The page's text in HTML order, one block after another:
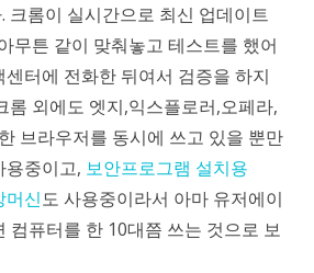
크롬이 실시간으로 최신 업데이트
무튼 같이 맞춰놓고 테스트를 했어
터에 전화한 뒤여서 검증을 하지
롬 외에도 엣지,익스플로러,오페라,
브라우저를 동시에 쓰고 있을 뿐만
용중이고, 보안프로그램 설치용
신도 사용중이라서 아마 유저에이
컴퓨터를 한 10대쯤 쓰는 것으로 보